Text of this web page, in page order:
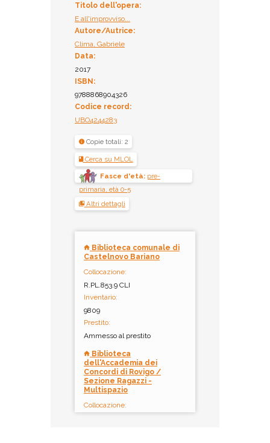
Titolo dell'opera:
E all'improvviso...
Autore/Autrice:
Clima, Gabriele
Data:
2017
ISBN:
9788868904326
Codice record:
UBO4244283
Copie totali: 2
Cerca su MLOL
Fasce d'età: pre-
primaria, età 0-5
Altri dettagli
Biblioteca comunale di
Castelnovo Bariano
Collocazione:
R.PL.853.9 CLI
Inventario:
9809
Prestito:
Ammesso al prestito
Biblioteca
dell'Accademia dei
Concordi di Rovigo /
Sezione Ragazzi -
Multispazio
Collocazione: